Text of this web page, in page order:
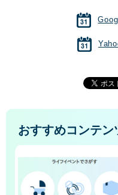
おすすめコンテン